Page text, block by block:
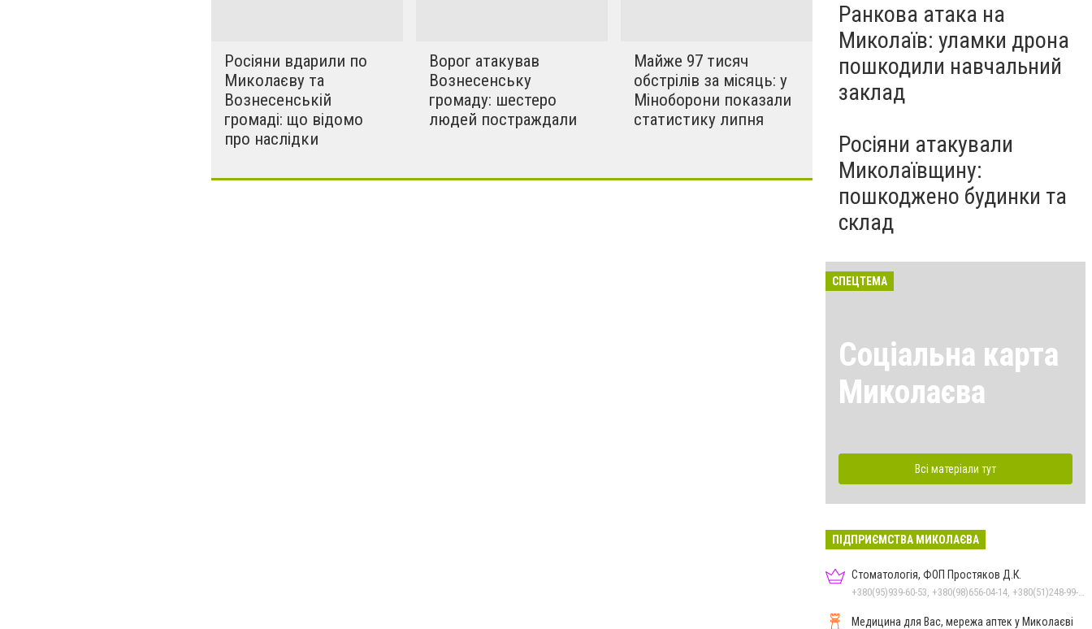
Росіяни вдарили по
Миколаєву та
Вознесенській
громаді: що відомо
про наслідки
Ворог атакував
Вознесенську
громаду: шестеро
людей постраждали
Майже 97 тисяч
обстрілів за місяць: у
Міноборони показали
статистику липня
Ранкова атака на
Миколаїв: уламки дрона
пошкодили навчальний
заклад
Росіяни атакували
Миколаївщину:
пошкоджено будинки та
склад
СПЕЦТЕМА
Соціальна карта
Миколаєва
Всі матеріали тут
ПІДПРИЄМСТВА МИКОЛАЄВА
Стоматологія, ФОП Простяков Д.К.
Медицина для Вас, мережа аптек у Миколаєві